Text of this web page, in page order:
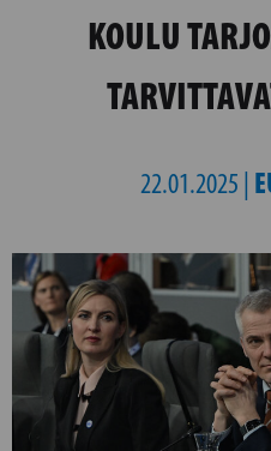
KOULU
22.01.2025 |